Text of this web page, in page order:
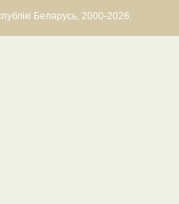
Беларусь, 2000-2026.